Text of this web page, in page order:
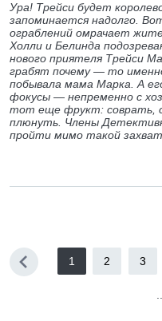
Ура! Трейси будет
запоминается надолго.
ограблений омрачает
Холли и Белинда
нового приятеля Трейси
грабят почему — то
побывала мама Марка. А
фокусы — непременно с
тот еще фрукт: соврать,
плюнуть. Члены
пройти мимо такой
1 2 3